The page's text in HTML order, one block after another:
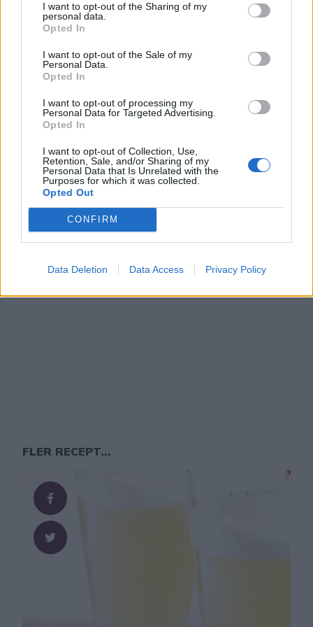
I want to opt-out of the Sharing of my
personal data.
Opted In
I want to opt-out of the Sale of my
Personal Data.
Opted In
I want to opt-out of processing my
Personal Data for Targeted Advertising.
Opted In
I want to opt-out of Collection, Use,
Retention, Sale, and/or Sharing of my
Personal Data that Is Unrelated with the
Purposes for which it was collected.
Opted Out
CONFIRM
Data Deletion Data Access Privacy Policy
FLER RECEPT...